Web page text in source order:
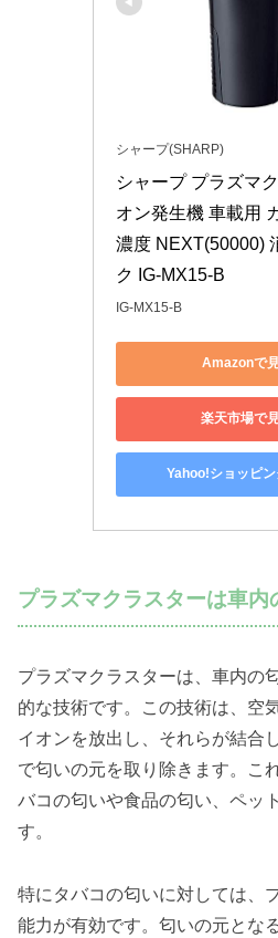
シャープ(SHARP)
シャープ プラズマ
オン発生機 車載用
濃度 NEXT(50000)
ク IG-MX15-B
IG-MX15-B
Amazonで
楽天市場で
Yahoo!ショッピ
プラズマクラスターは車内
プラズマクラスターは、車内の
的な技術です。この技術は、空
イオンを放出し、それらが結合
で匂いの元を取り除きます。こ
バコの匂いや食品の匂い、ペッ
す。
特にタバコの匂いに対しては、
能力が有効です。匂いの元とな